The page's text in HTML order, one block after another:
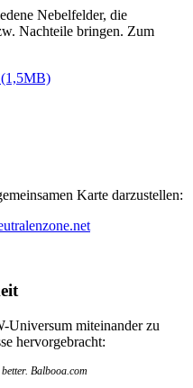
Nebelfelder, die
Nachteile bringen. Zum
Karte darzustellen:
Universum miteinander zu
hervorgebracht:
Balbooa.com